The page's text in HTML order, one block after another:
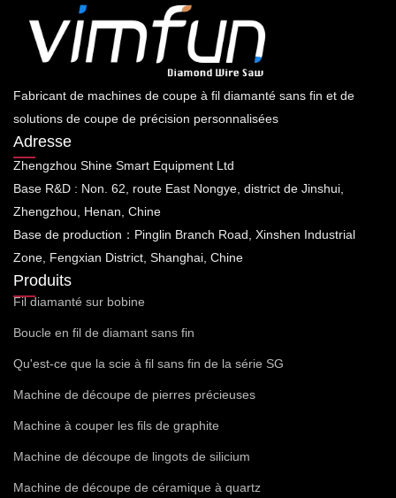
Fabricant de machines de coupe à fil diamanté sans fin et de
solutions de coupe de précision personnalisées
Adresse
Zhengzhou Shine Smart Equipment Ltd
Base R&D : Non. 62, route East Nongye, district de Jinshui,
Zhengzhou, Henan, Chine
Base de production：Pinglin Branch Road, Xinshen Industrial
Zone, Fengxian District, Shanghai, Chine
Produits
Fil diamanté sur bobine
Boucle en fil de diamant sans fin
Qu'est-ce que la scie à fil sans fin de la série SG
Machine de découpe de pierres précieuses
Machine à couper les fils de graphite
Machine de découpe de lingots de silicium
Machine de découpe de céramique à quartz